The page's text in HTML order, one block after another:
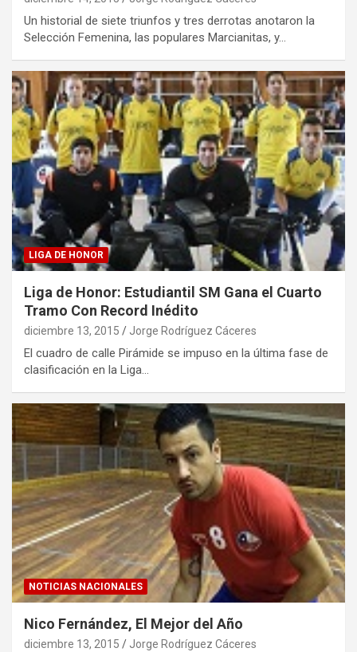
Un historial de siete triunfos y tres derrotas anotaron la
Selección Femenina, las populares Marcianitas, y…
LIGA DE HONOR
Liga de Honor: Estudiantil SM Gana el Cuarto
Tramo Con Record Inédito
diciembre 13, 2015 Jorge Rodríguez Cáceres
El cuadro de calle Pirámide se impuso en la última fase de
clasificación en la Liga…
NOTICIAS NACIONALES
Nico Fernández, El Mejor del Año
diciembre 13, 2015 Jorge Rodríguez Cáceres